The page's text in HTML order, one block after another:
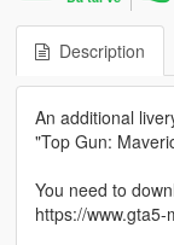
Description
An additional
"Top Gun:
You need to
https://